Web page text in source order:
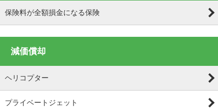
保険料が全額損金になる保険
減価償却
ヘリコプター
プライベートジェット